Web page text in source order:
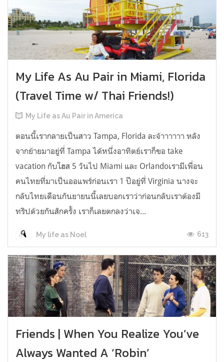
My Life As Au Pair in Miami, Florida
(Travel Time w/ Thai Friends!)
My Life as Au Pair in America
ตอนนี้เรากลายเป็นสาว Tampa, Florida ละจ้าาาาาา หลัง
จากย้ายมาอยู่ที่ Tampa ได้หนึ่งอาทิตย์เราก็ขอ take
vacation กับโฮส 5 วันไป Miami และ Orlandoเรามีเพื่อน
คนไทยที่มาเป็นออแพร์ก่อนเรา 1 ปีอยู่ที่ Virginia นางจะ
กลับไทยเดือนกันยายนนี้เลยบอกเราว่าก่อนกลับเราต้องมี
ทริปด้วยกันสักครั้ง เราก็เลยตกลงว่าเจ...
My life as Noel 613
Friends | When You Realize You’ve
Always Wanted A ‘Robin’